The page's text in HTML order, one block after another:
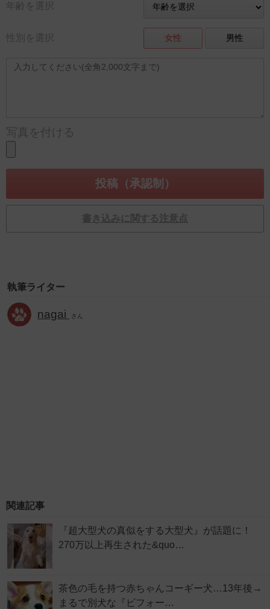
年齢を選択
性別を選択 女性 男性
写真を付ける
書き込みに関する注意点
執筆ライター
nagai さん
関連記事
『超大型犬の真似をする大型犬』が話題に！
270万以上再生された&quo…
茶色の毛を持つ赤ちゃんコーギー犬…13年後→
まるで別犬な『ビフォー…